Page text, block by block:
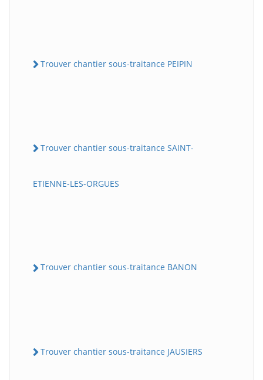
Trouver chantier sous-traitance PEIPIN
Trouver chantier sous-traitance SAINT-
ETIENNE-LES-ORGUES
Trouver chantier sous-traitance BANON
Trouver chantier sous-traitance JAUSIERS